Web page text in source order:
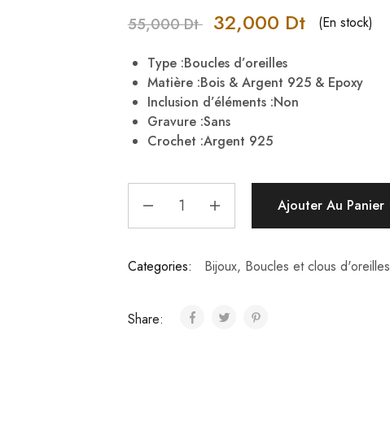
55,000Dt 32,000 Dt (En stock)
Type :Boucles d’oreilles
Matière :Bois & Argent 925 & Epoxy
Inclusion d’éléments :Non
Gravure :Sans
Crochet :Argent 925
Ajouter Au Panier
Categories: Bijoux, Boucles et clous d'oreilles
Share: